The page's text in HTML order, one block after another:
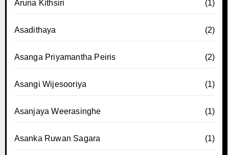
Aruna Kithsiri (1)
Asadithaya (2)
Asanga Priyamantha Peiris (2)
Asangi Wijesooriya (1)
Asanjaya Weerasinghe (1)
Asanka Ruwan Sagara (1)